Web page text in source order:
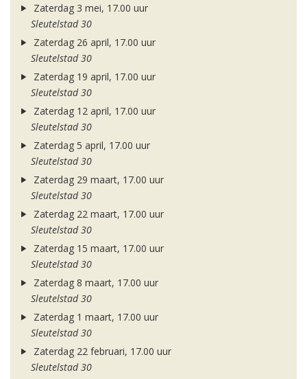
Zaterdag 3 mei, 17.00 uur
Sleutelstad 30
Zaterdag 26 april, 17.00 uur
Sleutelstad 30
Zaterdag 19 april, 17.00 uur
Sleutelstad 30
Zaterdag 12 april, 17.00 uur
Sleutelstad 30
Zaterdag 5 april, 17.00 uur
Sleutelstad 30
Zaterdag 29 maart, 17.00 uur
Sleutelstad 30
Zaterdag 22 maart, 17.00 uur
Sleutelstad 30
Zaterdag 15 maart, 17.00 uur
Sleutelstad 30
Zaterdag 8 maart, 17.00 uur
Sleutelstad 30
Zaterdag 1 maart, 17.00 uur
Sleutelstad 30
Zaterdag 22 februari, 17.00 uur
Sleutelstad 30